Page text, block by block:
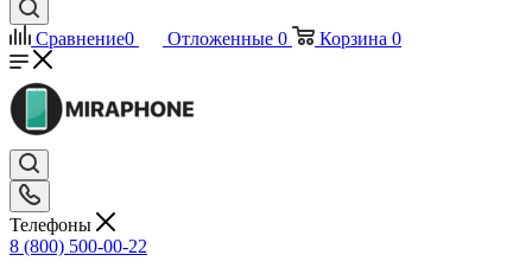
Сравнение0 Отложенные 0 Корзина 0
Телефоны
8 (800) 500-00-22